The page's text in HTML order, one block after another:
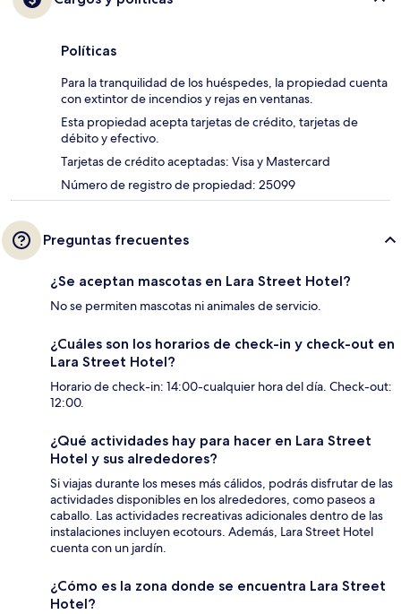
Políticas
Para la tranquilidad de los huéspedes, la propiedad cuenta
con extintor de incendios y rejas en ventanas.
Esta propiedad acepta tarjetas de crédito, tarjetas de
débito y efectivo.
Tarjetas de crédito aceptadas: Visa y Mastercard
Número de registro de propiedad: 25099
Preguntas frecuentes
¿Se aceptan mascotas en Lara Street Hotel?
No se permiten mascotas ni animales de servicio.
¿Cuáles son los horarios de check-in y check-out en
Lara Street Hotel?
Horario de check-in: 14:00-cualquier hora del día. Check-out:
12:00.
¿Qué actividades hay para hacer en Lara Street
Hotel y sus alrededores?
Si viajas durante los meses más cálidos, podrás disfrutar de las
actividades disponibles en los alrededores, como paseos a
caballo. Las actividades recreativas adicionales dentro de las
instalaciones incluyen ecotours. Además, Lara Street Hotel
cuenta con un jardín.
¿Cómo es la zona donde se encuentra Lara Street
Hotel?